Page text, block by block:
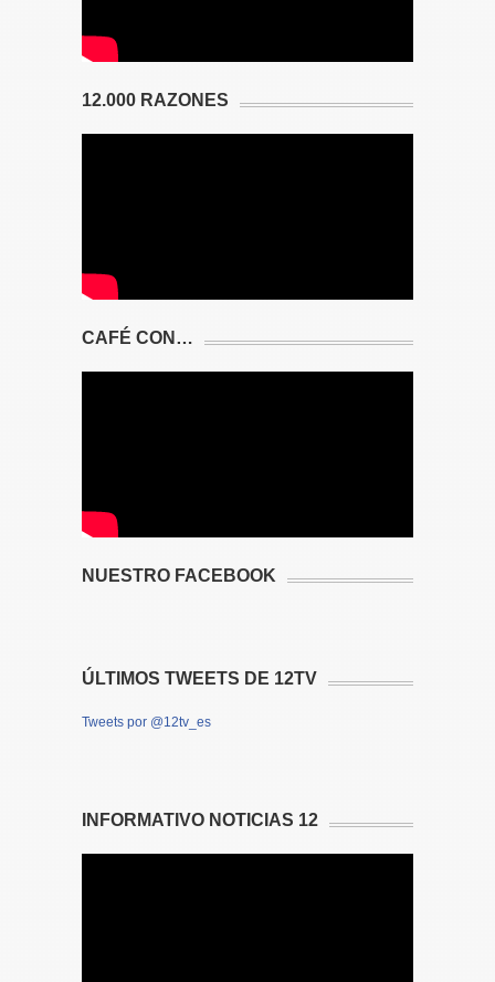
12.000 RAZONES
CAFÉ CON…
NUESTRO FACEBOOK
ÚLTIMOS TWEETS DE 12TV
Tweets por @12tv_es
INFORMATIVO NOTICIAS 12